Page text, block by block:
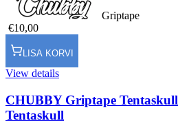
Griptape
€10,00
LISA KORVI
View details
CHUBBY Griptape Tentaskull
Tentaskull